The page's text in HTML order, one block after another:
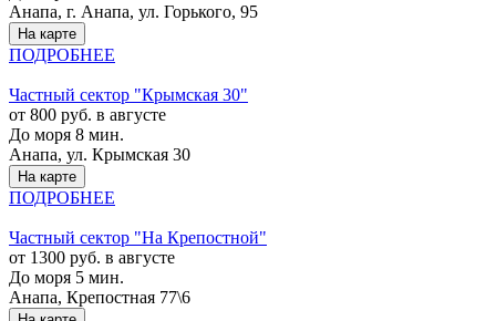
Анапа, г. Анапа, ул. Горького, 95
На карте
ПОДРОБНЕЕ
Частный сектор "Крымская 30"
от 800 руб. в августе
До моря 8 мин.
Анапа, ул. Крымская 30
На карте
ПОДРОБНЕЕ
Частный сектор "На Крепостной"
от 1300 руб. в августе
До моря 5 мин.
Анапа, Крепостная 77\6